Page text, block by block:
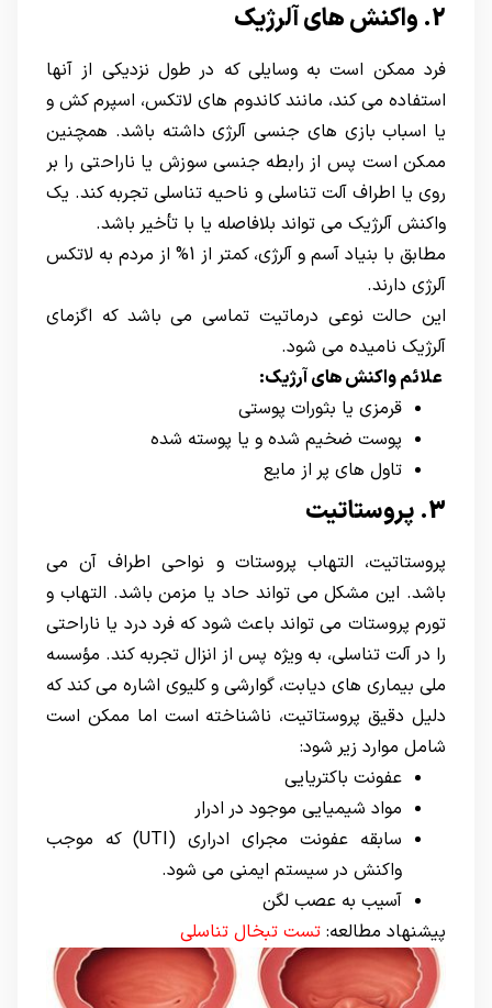
2. واکنش های آلرژیک
فرد ممکن است به وسایلی که در طول نزدیکی از آنها
استفاده می کند، مانند کاندوم های لاتکس، اسپرم کش و
یا اسباب بازی های جنسی آلرژی داشته باشد. همچنین
ممکن است پس از رابطه جنسی سوزش یا ناراحتی را بر
روی یا اطراف آلت تناسلی و ناحیه تناسلی تجربه کند. یک
واکنش آلرژیک می تواند بلافاصله یا با تأخیر باشد.
مطابق با بنیاد آسم و آلرژی، کمتر از 1% از مردم به لاتکس
آلرژی دارند.
این حالت نوعی درماتیت تماسی می باشد که اگزمای
آلرژیک نامیده می شود.
علائم واکنش های آرژیک:
قرمزی یا بثورات پوستی
پوست ضخیم شده و یا پوسته شده
تاول های پر از مایع
3. پروستاتیت
پروستاتیت، التهاب پروستات و نواحی اطراف آن می
باشد. این مشکل می تواند حاد یا مزمن باشد. التهاب و
تورم پروستات می تواند باعث شود که فرد درد یا ناراحتی
را در آلت تناسلی، به ویژه پس از انزال تجربه کند. مؤسسه
ملی بیماری های دیابت، گوارشی و کلیوی اشاره می کند که
دلیل دقیق پروستاتیت، ناشناخته است اما ممکن است
شامل موارد زیر شود:
عفونت باکتریایی
مواد شیمیایی موجود در ادرار
سابقه عفونت مجرای ادراری (UTI) که موجب
واکنش در سیستم ایمنی می شود.
آسیب به عصب لگن
پیشنهاد مطالعه: تست تبخال تناسلی